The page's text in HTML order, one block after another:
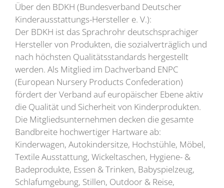
Über den BDKH (Bundesverband Deutscher
Kinderausstattungs-Hersteller e. V.):
Der BDKH ist das Sprachrohr deutschsprachiger
Hersteller von Produkten, die sozialverträglich und
nach höchsten Qualitätsstandards hergestellt
werden. Als Mitglied im Dachverband ENPC
(European Nursery Products Confederation)
fördert der Verband auf europäischer Ebene aktiv
die Qualität und Sicherheit von Kinderprodukten.
Die Mitgliedsunternehmen decken die gesamte
Bandbreite hochwertiger Hartware ab:
Kinderwagen, Autokindersitze, Hochstühle, Möbel,
Textile Ausstattung, Wickeltaschen, Hygiene- &
Badeprodukte, Essen & Trinken, Babyspielzeug,
Schlafumgebung, Stillen, Outdoor & Reise,